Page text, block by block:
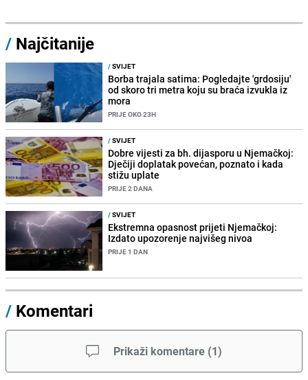
/ Najčitanije
/SVIJET
Borba trajala satima: Pogledajte 'grdosiju'
od skoro tri metra koju su braća izvukla iz
mora
PRIJE OKO 23H
/SVIJET
Dobre vijesti za bh. dijasporu u Njemačkoj:
Dječiji doplatak povećan, poznato i kada
stižu uplate
PRIJE 2 DANA
/SVIJET
Ekstremna opasnost prijeti Njemačkoj:
Izdato upozorenje najvišeg nivoa
PRIJE 1 DAN
/ Komentari
Prikaži komentare (1)